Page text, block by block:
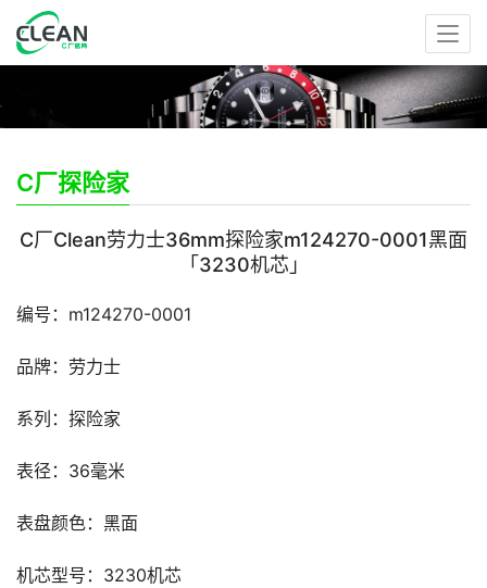
C厂探险家
C厂Clean劳力士36mm探险家m124270-0001黑面
「3230机芯」
编号：m124270-0001
品牌：劳力士
系列：探险家
表径：36毫米
表盘颜色：黑面
机芯型号：3230机芯